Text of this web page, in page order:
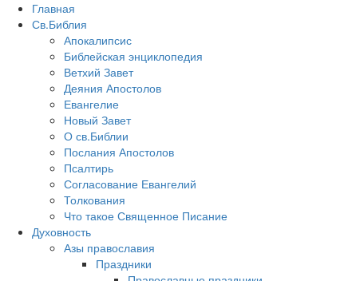
Главная
Св.Библия
Апокалипсис
Библейская энциклопедия
Ветхий Завет
Деяния Апостолов
Евангелие
Новый Завет
О св.Библии
Послания Апостолов
Псалтирь
Согласование Евангелий
Толкования
Что такое Священное Писание
Духовность
Азы православия
Праздники